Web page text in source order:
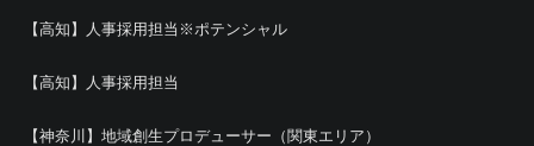
【高知】人事採用担当※ポテンシャル
【高知】人事採用担当
【神奈川】地域創生プロデューサー（関東エリア）